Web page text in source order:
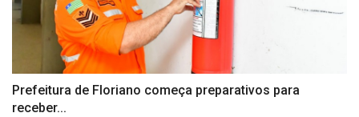
Prefeitura de Floriano começa preparativos para
receber...